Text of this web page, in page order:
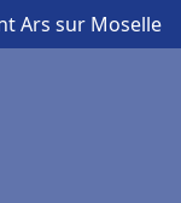
Ars sur Moselle